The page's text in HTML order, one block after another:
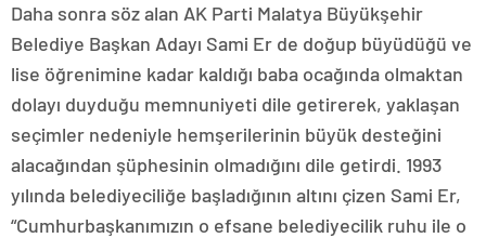
Daha sonra söz alan AK Parti Malatya Büyükşehir
Belediye Başkan Adayı Sami Er de doğup büyüdüğü ve
lise öğrenimine kadar kaldığı baba ocağında olmaktan
dolayı duyduğu memnuniyeti dile getirerek, yaklaşan
seçimler nedeniyle hemşerilerinin büyük desteğini
alacağından şüphesinin olmadığını dile getirdi. 1993
yılında belediyeciliğe başladığının altını çizen Sami Er,
“Cumhurbaşkanımızın o efsane belediyecilik ruhu ile o